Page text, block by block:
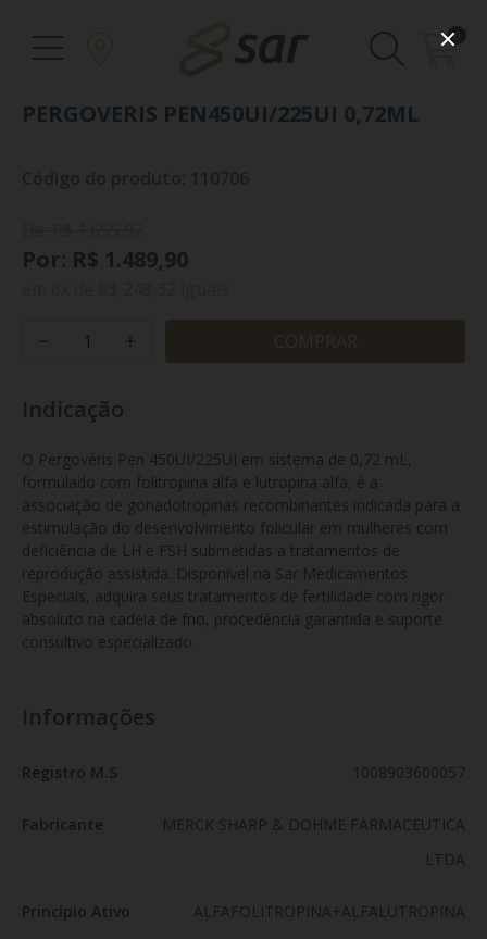
0
PERGOVERIS PEN450UI/225UI 0,72ML
Por: R$ 1.489,90
Indicação
O Pergovéris Pen 450UI/225UI em sistema de 0,72 mL,
formulado com folitropina alfa e lutropina alfa, é a
associação de gonadotropinas recombinantes indicada para a
estimulação do desenvolvimento folicular em mulheres com
deficiência de LH e FSH submetidas a tratamentos de
reprodução assistida. Disponível na Sar Medicamentos
Especiais, adquira seus tratamentos de fertilidade com rigor
absoluto na cadeia de frio, procedência garantida e suporte
consultivo especializado.
Informações
Registro M.S 1008903600057
Fabricante
MERCK SHARP & DOHME FARMACEUTICA
LTDA
Princípio Ativo ALFAFOLITROPINA+ALFALUTROPINA